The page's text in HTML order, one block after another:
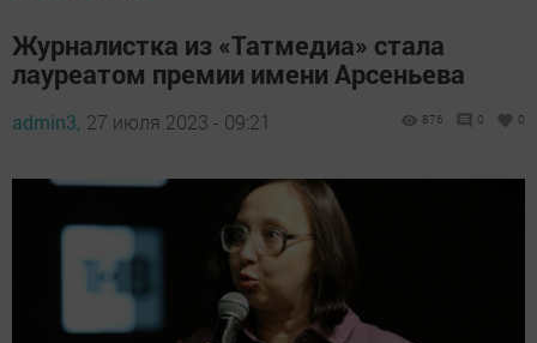
Журналистка из «Татмедиа» стала
лауреатом премии имени Арсеньева
admin3, 27 июля 2023 - 09:21 876 0 0